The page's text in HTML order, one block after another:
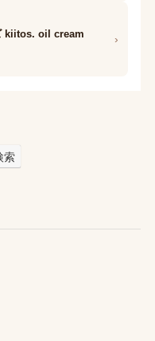
kiitos. oil cream ›
索